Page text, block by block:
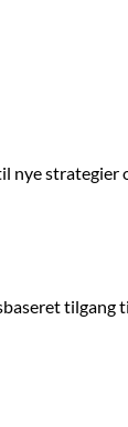
nye strategier
tilgang